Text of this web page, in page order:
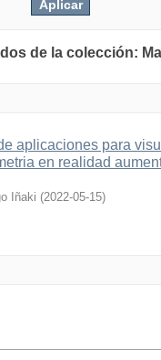
de la colección:
aplicaciones para
en realidad
Iñaki (2022-05-15)